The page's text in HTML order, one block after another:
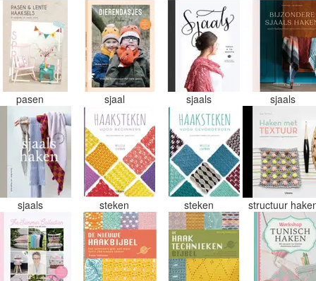
pasen sjaal sjaals sjaals
sjaals steken steken structuur